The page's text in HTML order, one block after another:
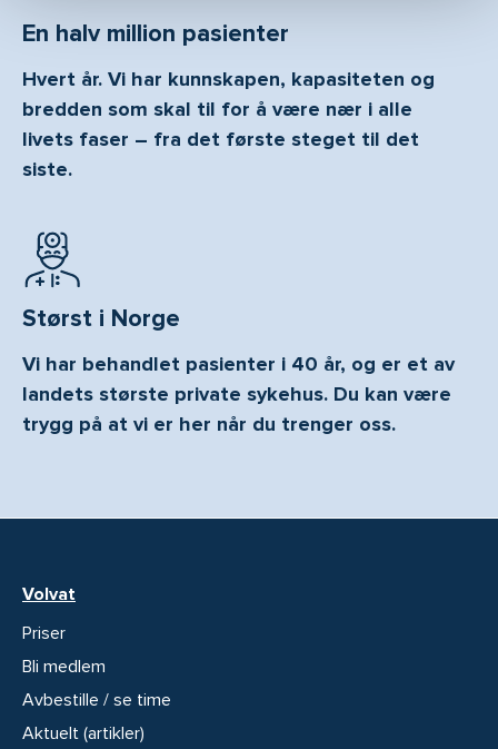
En halv million pasienter
Hvert år. Vi har kunnskapen, kapasiteten og
bredden som skal til for å være nær i alle
livets faser – fra det første steget til det
siste.
Størst i Norge
Vi har behandlet pasienter i 40 år, og er et av
landets største private sykehus. Du kan være
trygg på at vi er her når du trenger oss.
Volvat
Priser
Bli medlem
Avbestille / se time
Aktuelt (artikler)